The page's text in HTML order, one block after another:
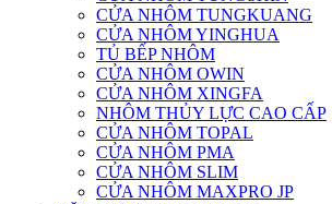
CỬA NHÔM TUNGKUANG
CỬA NHÔM YINGHUA
TỦ BẾP NHÔM
CỬA NHÔM OWIN
CỬA NHÔM XINGFA
NHÔM THỦY LỰC CAO CẤP
CỬA NHÔM TOPAL
CỬA NHÔM PMA
CỬA NHÔM SLIM
CỬA NHÔM MAXPRO JP